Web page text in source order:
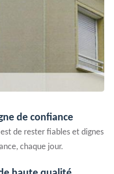
de confiance
de rester fiables et dignes
chaque jour.